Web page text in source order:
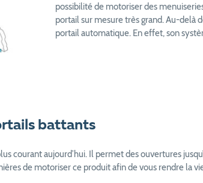
possibilité de motoriser des
portail sur mesure très grand. Au-delà
portail automatique. En effet, son
battants
courant aujourd’hui. Il permet des ouvertures
de motoriser ce produit afin de vous rendre la